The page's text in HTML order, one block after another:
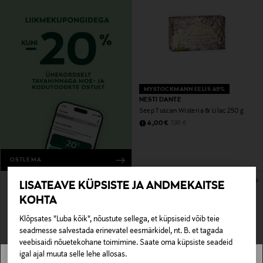
LISATEAVE KÜPSISTE JA ANDMEKAITSE
KOHTA
Klõpsates "Luba kõik", nõustute sellega, et küpsiseid võib teie
seadmesse salvestada erinevatel eesmärkidel, nt. B. et tagada
veebisaidi nõuetekohane toimimine. Saate oma küpsiste seadeid
igal ajal muuta selle lehe allosas.
OSTLEMA
MYSTOCKMANN EELIS 49%
NESTI DANTE
Seep Tuscan Wisteria & Lilac 250 g
Discounted Price
4,00 € Original Price
7,90 €